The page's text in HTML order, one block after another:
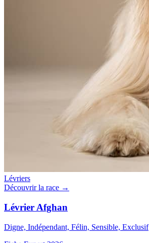
Lévriers
Découvrir la race →
Lévrier Afghan
Digne, Indépendant, Félin, Sensible, Exclusif